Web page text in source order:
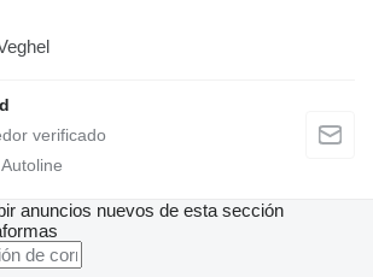
anuncios nuevos de esta sección